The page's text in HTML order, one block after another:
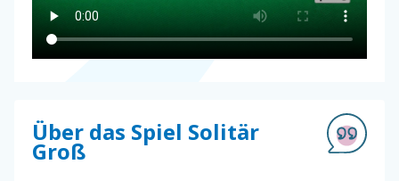
Über das Spiel Solitär
Groß